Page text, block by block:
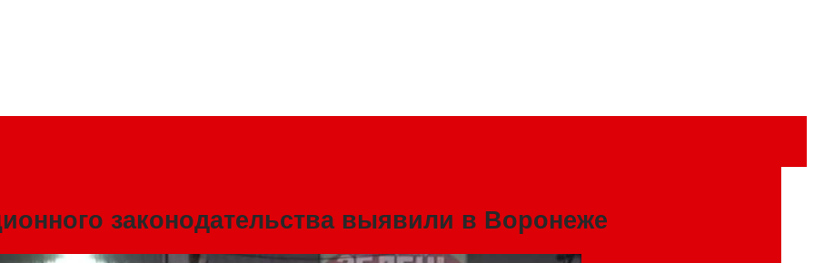
законодательства выявили в Воронеже